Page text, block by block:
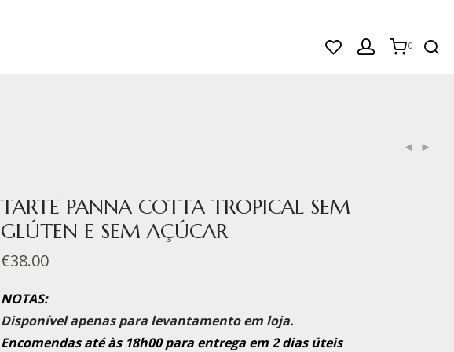
0
TARTE PANNA COTTA TROPICAL SEM
GLÚTEN E SEM AÇÚCAR
€38.00
NOTAS:
Disponível apenas para levantamento em loja.
Encomendas até às 18h00 para entrega em 2 dias úteis